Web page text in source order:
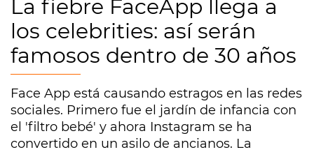
La fiebre FaceApp llega a
los celebrities: así serán
famosos dentro de 30 años
Face App está causando estragos en las redes
sociales. Primero fue el jardín de infancia con
el 'filtro bebé' y ahora Instagram se ha
convertido en un asilo de ancianos. La